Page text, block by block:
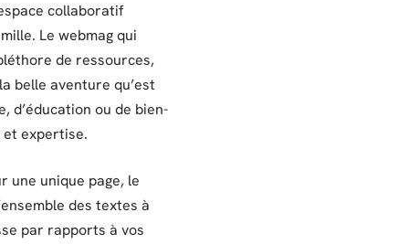
collaboratif
Le webmag qui
de ressources,
belle aventure qu’est
d’éducation ou de bien-
expertise.
une unique page, le
des textes à
par rapports à vos